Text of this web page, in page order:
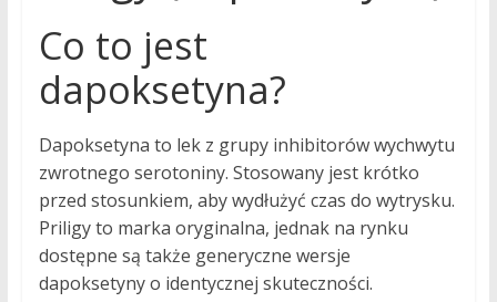
Co to jest
dapoksetyna?
Dapoksetyna to lek z grupy inhibitorów wychwytu
zwrotnego serotoniny. Stosowany jest krótko
przed stosunkiem, aby wydłużyć czas do wytrysku.
Priligy to marka oryginalna, jednak na rynku
dostępne są także generyczne wersje
dapoksetyny o identycznej skuteczności.